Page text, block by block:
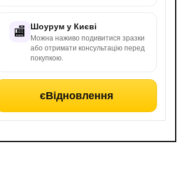
🏬 Шоурум у Києві
Можна наживо подивитися зразки
або отримати консультацію перед
покупкою.
єВідновлення